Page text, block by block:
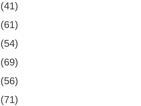
(41)
(61)
(54)
(69)
(56)
(71)